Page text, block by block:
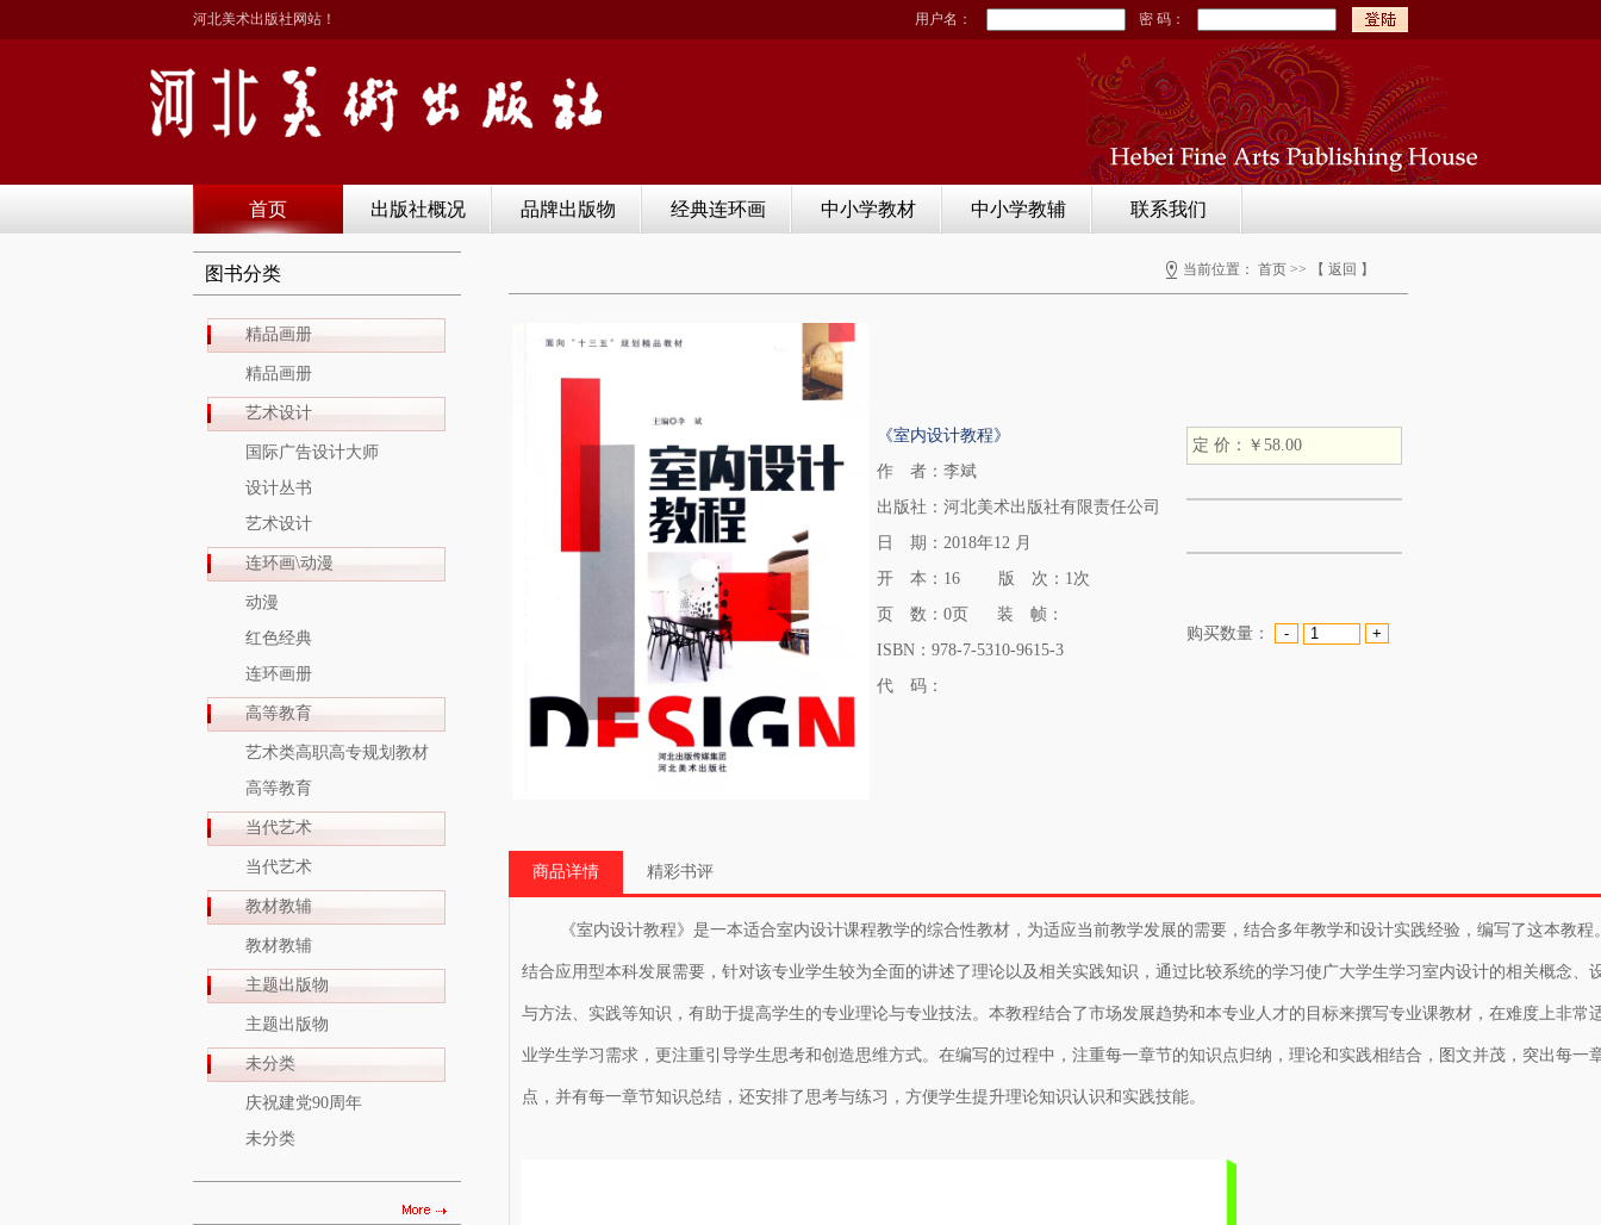
河北美术出版社网站！ 用户名： 密 码：
首页 出版社概况 品牌出版物 经典连环画 中小学教材 中小学教辅 联系我们
图书分类
精品画册
精品画册
艺术设计
国际广告设计大师
设计丛书
艺术设计
连环画\动漫
动漫
红色经典
连环画册
高等教育
艺术类高职高专规划教材
高等教育
当代艺术
当代艺术
教材教辅
教材教辅
主题出版物
主题出版物
未分类
庆祝建党90周年
未分类
当前位置： 首页 >> 【 返回 】
《室内设计教程》
作 者：李斌
出版社：河北美术出版社有限责任公司
日 期：2018年12 月
开 本：16 版 次：1次
页 数：0页 装 帧：
ISBN：978-7-5310-9615-3
代 码：
定 价：￥58.00
购买数量：
商品详情 精彩书评
《室内设计教程》是一本适合室内设计课程教学的综合性教材，为适应当前教学发展的需要，结合多年教学和设计实践经验，编写了这本教程
结合应用型本科发展需要，针对该专业学生较为全面的讲述了理论以及相关实践知识，通过比较系统的学习使广大学生学习室内设计的相关概念、
与方法、实践等知识，有助于提高学生的专业理论与专业技法。本教程结合了市场发展趋势和本专业人才的目标来撰写专业课教材，在难度上非常
业学生学习需求，更注重引导学生思考和创造思维方式。在编写的过程中，注重每一章节的知识点归纳，理论和实践相结合，图文并茂，突出每一
点，并有每一章节知识总结，还安排了思考与练习，方便学生提升理论知识认识和实践技能。